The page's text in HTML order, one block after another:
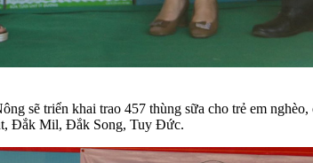
sẽ triển khai trao 457 thùng sữa cho trẻ em
Đắk Mil, Đắk Song, Tuy Đức.